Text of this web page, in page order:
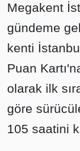
Megakent
gündeme
kenti
Puan
olarak ilk
göre
105 saatini